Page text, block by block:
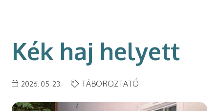
Kék haj helyett
2026. 05. 23. TÁBOROZTATÓ